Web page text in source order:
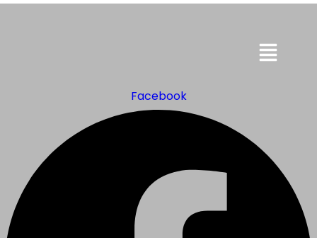
Menu
Facebook